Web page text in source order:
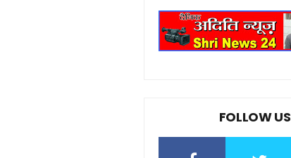
FOLLOW US